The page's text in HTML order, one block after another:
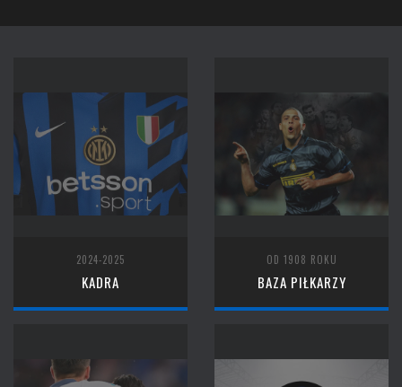
2024-2025
KADRA
OD 1908 ROKU
BAZA PIŁKARZY